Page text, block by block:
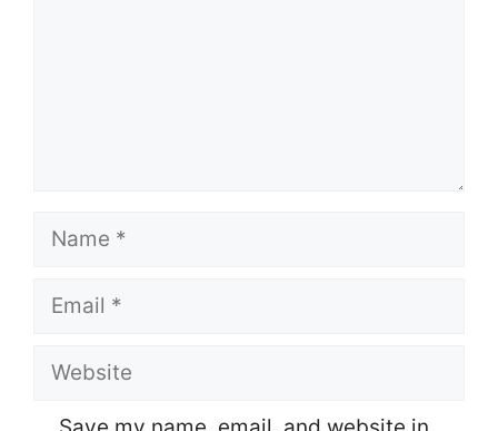
Name
Email
Website